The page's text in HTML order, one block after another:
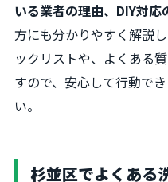
いる業者の理由、DIY対応
方にも分かりやすく解説
ックリストや、よくある
すので、安心して行動で
い。
杉並区でよくある